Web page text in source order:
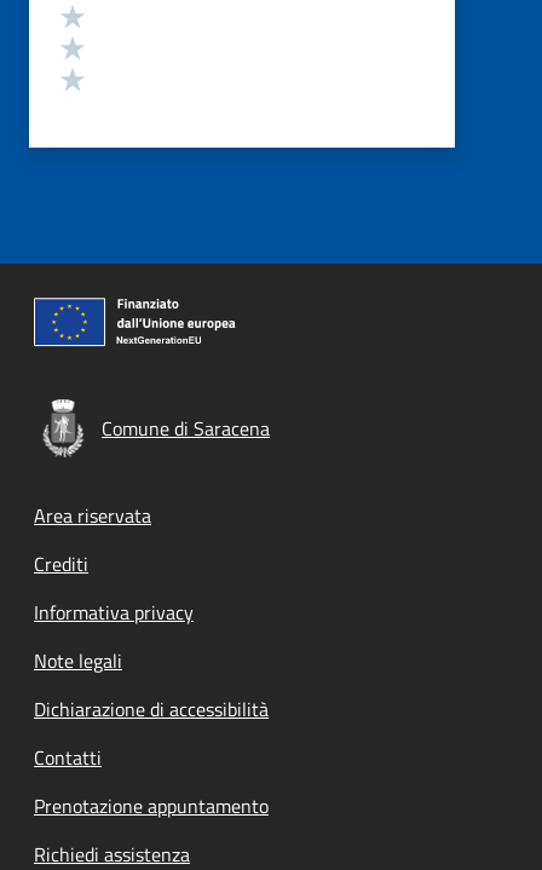
Comune di Saracena
Footer menu
Area riservata
Crediti
Informativa privacy
Note legali
Dichiarazione di accessibilità
Contatti
Prenotazione appuntamento
Richiedi assistenza